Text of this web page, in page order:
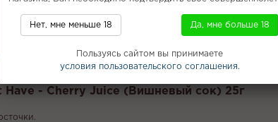
Одноразовые мундштуки
Шалфей
Tabu Team Hit 50г
С этим покупают Вам может понравится
Have - Cherry Juice (Вишневый сок) 25г
Нет, мне меньше 18 Да, мне больше 18
Пользуясь сайтом вы принимаете
условия пользовательского соглашения.